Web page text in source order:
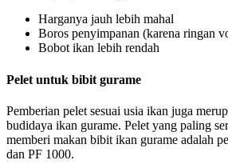
Harganya jauh lebih mahal
Boros penyimpanan (karena ringan
Bobot ikan lebih rendah
Pelet untuk bibit gurame
Pemberian pelet sesuai usia ikan juga
budidaya ikan gurame. Pelet yang paling
memberi makan bibit ikan gurame adalah
dan PF 1000.